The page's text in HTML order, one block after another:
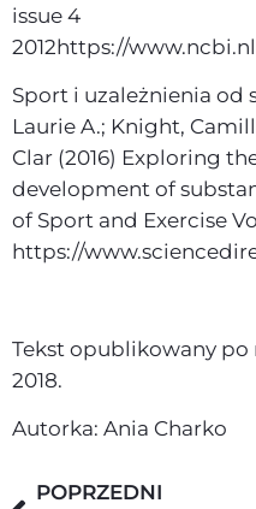
issue 4
2012https://
Sport i uzależnienia od
Laurie A.; Knight,
Clar (2016) Exploring
development of
of Sport and Exercise
https://
Tekst opublikowany po
2018.
Autorka: Ania Charko
POPRZEDNI